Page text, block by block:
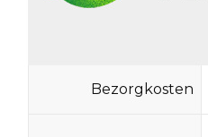
Bezorgkosten